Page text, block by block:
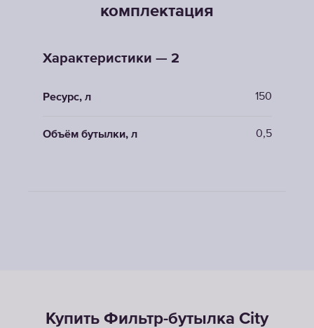
комплектация
Характеристики — 2
Ресурс, л 150
Объём бутылки, л 0,5
Купить Фильтр-бутылка City